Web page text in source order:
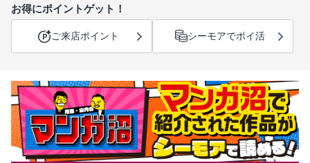
お得にポイントゲット！
ご来店ポイント シーモアでポイ活